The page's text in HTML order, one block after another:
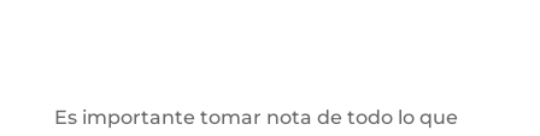
Es importante tomar nota de todo lo que